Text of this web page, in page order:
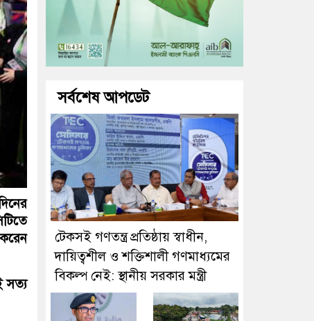
সত্য
সর্বশেষ আপডেট
টেকসই গণতন্ত্র প্রতিষ্ঠায় স্বাধীন,
দায়িত্বশীল ও শক্তিশালী গণমাধ্যমের
বিকল্প নেই: স্থানীয় সরকার মন্ত্রী